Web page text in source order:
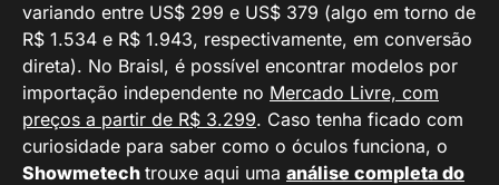
variando entre US$ 299 e US$ 379 (algo em torno de
R$ 1.534 e R$ 1.943, respectivamente, em conversão
direta). No Braisl, é possível encontrar modelos por
importação independente no Mercado Livre, com
preços a partir de R$ 3.299. Caso tenha ficado com
curiosidade para saber como o óculos funciona, o
Showmetech trouxe aqui uma análise completa do